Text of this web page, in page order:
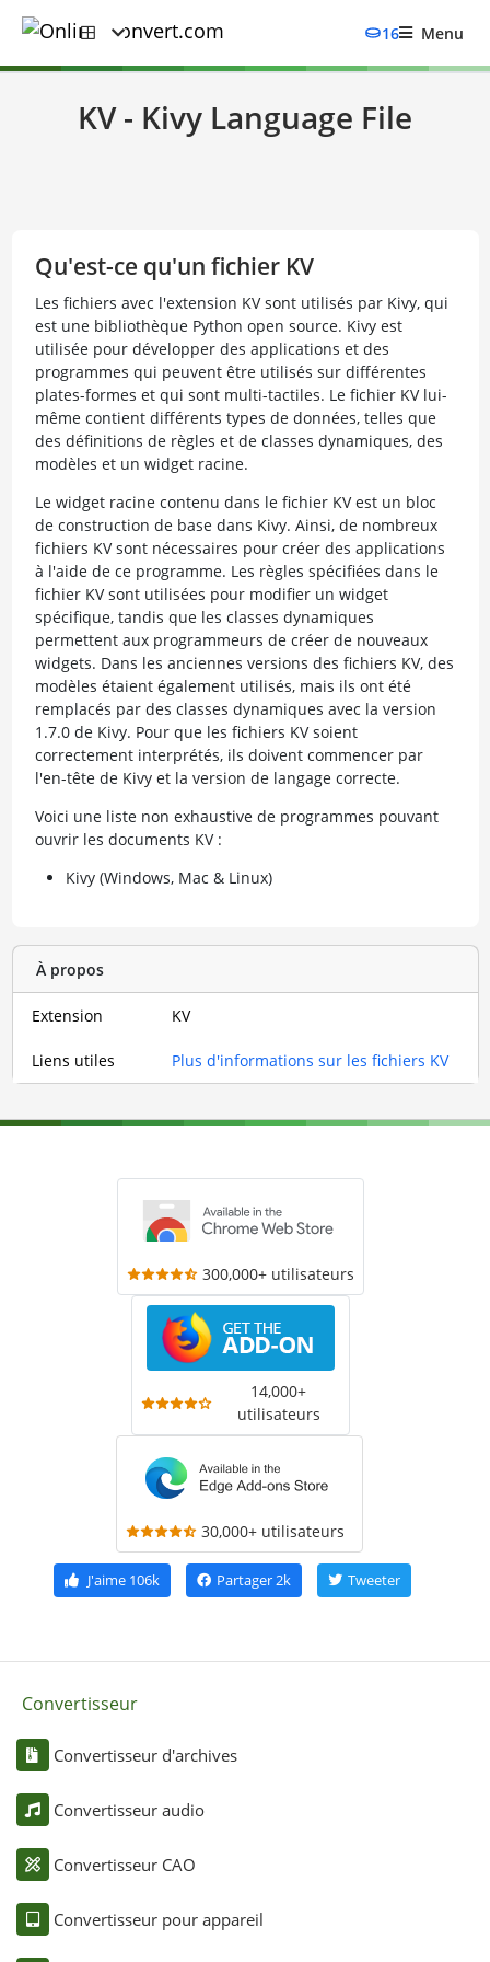
16 Menu
KV - Kivy Language File
Qu'est-ce qu'un fichier KV
Les fichiers avec l'extension KV sont utilisés par Kivy, qui
est une bibliothèque Python open source. Kivy est
utilisée pour développer des applications et des
programmes qui peuvent être utilisés sur différentes
plates-formes et qui sont multi-tactiles. Le fichier KV lui-
même contient différents types de données, telles que
des définitions de règles et de classes dynamiques, des
modèles et un widget racine.
Le widget racine contenu dans le fichier KV est un bloc
de construction de base dans Kivy. Ainsi, de nombreux
fichiers KV sont nécessaires pour créer des applications
à l'aide de ce programme. Les règles spécifiées dans le
fichier KV sont utilisées pour modifier un widget
spécifique, tandis que les classes dynamiques
permettent aux programmeurs de créer de nouveaux
widgets. Dans les anciennes versions des fichiers KV, des
modèles étaient également utilisés, mais ils ont été
remplacés par des classes dynamiques avec la version
1.7.0 de Kivy. Pour que les fichiers KV soient
correctement interprétés, ils doivent commencer par
l'en-tête de Kivy et la version de langage correcte.
Voici une liste non exhaustive de programmes pouvant
ouvrir les documents KV :
Kivy (Windows, Mac & Linux)
À propos
Extension KV
Liens utiles Plus d'informations sur les fichiers KV
300,000+ utilisateurs
14,000+
utilisateurs
30,000+ utilisateurs
J'aime106k Partager2k Tweeter
Convertisseur
Convertisseur d'archives
Convertisseur audio
Convertisseur CAO
Convertisseur pour appareil